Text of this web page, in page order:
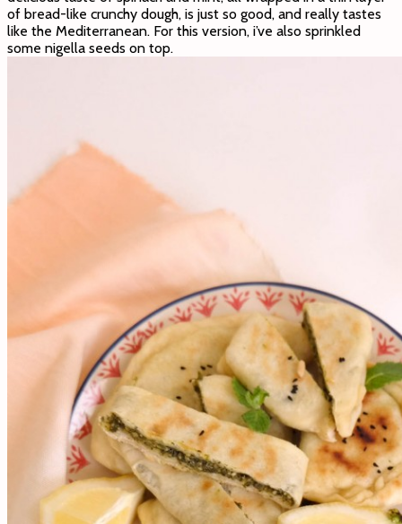
of bread-like crunchy dough, is just so good, and really tastes
like the Mediterranean. For this version, i’ve also sprinkled
some nigella seeds on top.